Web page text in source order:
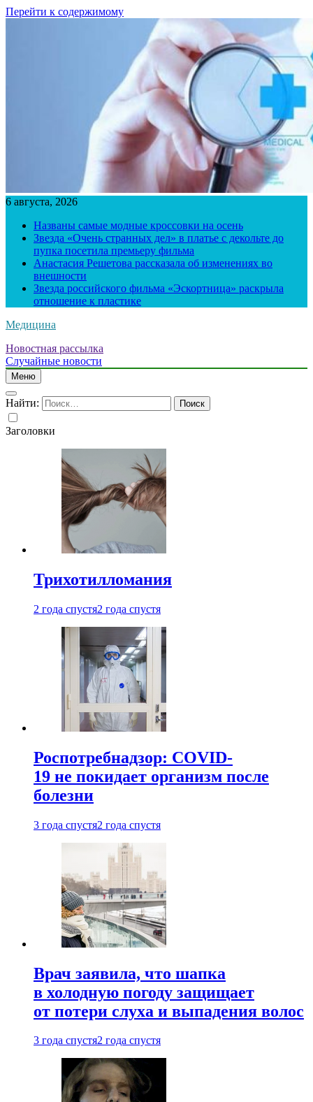
Перейти к содержимому
6 августа, 2026
Названы самые модные кроссовки на осень
Звезда «Очень странных дел» в платье с декольте до
пупка посетила премьеру фильма
Анастасия Решетова рассказала об изменениях во
внешности
Звезда российского фильма «Эскортница» раскрыла
отношение к пластике
Медицина
Новостная рассылка
Случайные новости
Меню
Найти:
Заголовки
Трихотилломания
2 года спустя2 года спустя
Роспотребнадзор: COVID-
19 не покидает организм после
болезни
3 года спустя2 года спустя
Врач заявила, что шапка
в холодную погоду защищает
от потери слуха и выпадения волос
3 года спустя2 года спустя